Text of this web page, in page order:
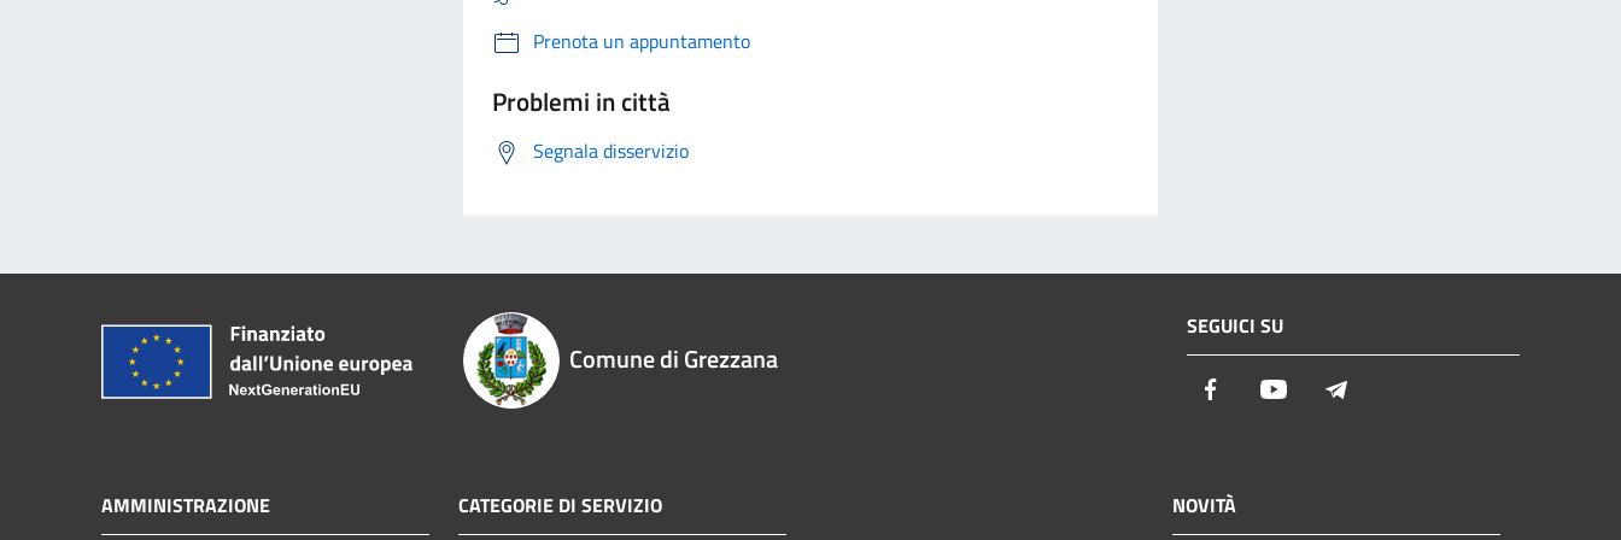
Prenota un appuntamento
Problemi in città
Segnala disservizio
Comune di Grezzana
SEGUICI SU
Facebook Youtube
AMMINISTRAZIONE CATEGORIE DI SERVIZIO NOVITÀ